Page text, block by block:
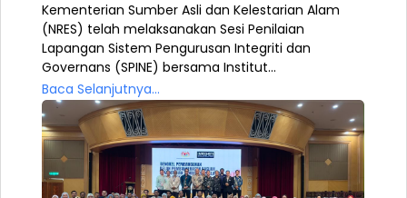
Kementerian Sumber Asli dan Kelestarian Alam
(NRES) telah melaksanakan Sesi Penilaian
Lapangan Sistem Pengurusan Integriti dan
Governans (SPINE) bersama Institut...
Baca Selanjutnya...